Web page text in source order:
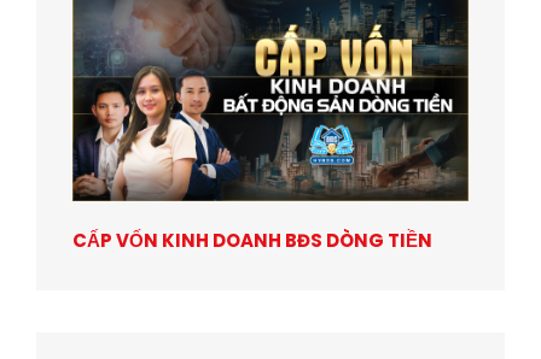
CẤP VỐN KINH DOANH BĐS DÒNG TIỀN